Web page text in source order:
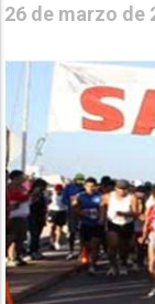
26 de marzo de